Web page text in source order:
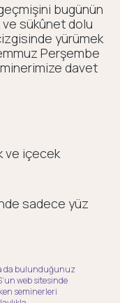
bugünün
sükûnet dolu
yürümek
Perşembe
davet
ve içecek
sadece yüz
da bulunduğunuz
web sitesinde
seminerleri